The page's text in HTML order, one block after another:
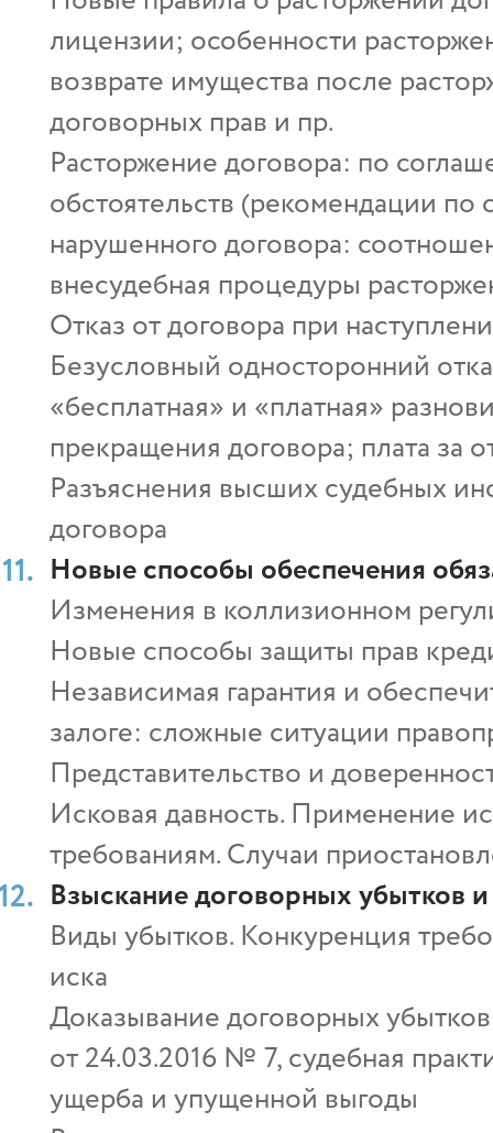
лицензии; особенности
возврате имущества после
договорных прав и пр.
Расторжение договора: по
обстоятельств (рекомендации
нарушенного договора:
внесудебная процедуры
Отказ от договора при
Безусловный односторонний
«бесплатная» и «платная»
прекращения договора; плата за
Разъяснения высших судебных
договора
Новые способы обеспечения
Изменения в коллизионном
Новые способы защиты прав
Независимая гарантия и
залоге: сложные ситуации
Представительство и
Исковая давность. Применение
требованиям. Случаи
Взыскание договорных убытков
Виды убытков. Конкуренция
иска
Доказывание договорных
от 24.03.2016 № 7, судебная
ущерба и упущенной выгоды